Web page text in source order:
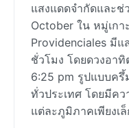
แสงแดดจำกัดและ
October ใน หมู่เกา
Providenciales มีแ
ชั่วโมง โดยดวงอา
6:25 pm รูปแบบค
ทั่วประเทศ โดยมีค
แต่ละภูมิภาคเพียงเ